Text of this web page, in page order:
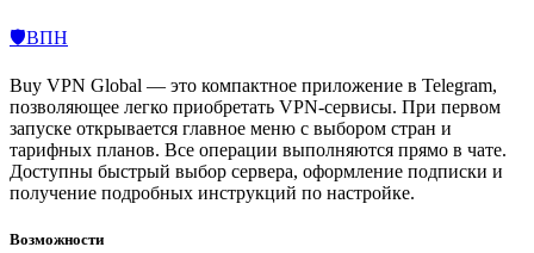
🛡️ВПН
Buy VPN Global — это компактное приложение в Telegram,
позволяющее легко приобретать VPN-сервисы. При первом
запуске открывается главное меню с выбором стран и
тарифных планов. Все операции выполняются прямо в чате.
Доступны быстрый выбор сервера, оформление подписки и
получение подробных инструкций по настройке.
Возможности